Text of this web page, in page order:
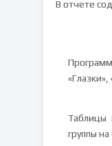
В отчете
Таблицы
группы